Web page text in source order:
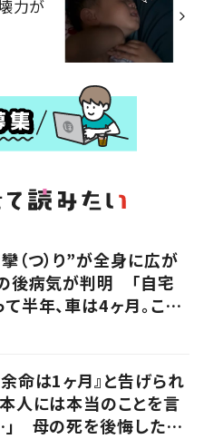
力が
（つ）り”が全身に広が
の後病気が判明 「自宅
半年、車は4ヶ月。この
余命は1ヶ月』と告げられ
人には本当のことを言
母の死を後悔した女